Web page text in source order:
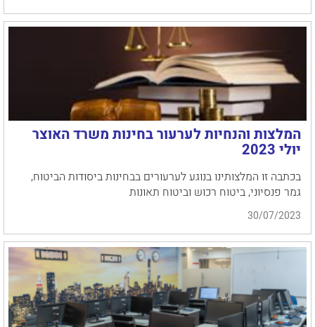
המלצות והנחיות לערעור בחינות משרד האוצר
יולי 2023
בכתבה זו המלצותינו בנוגע לערעורים בבחינות ביסודות הביטוח,
גמר פנסיוני, ביטוח רכוש וביטוח תאונות
30/07/2023